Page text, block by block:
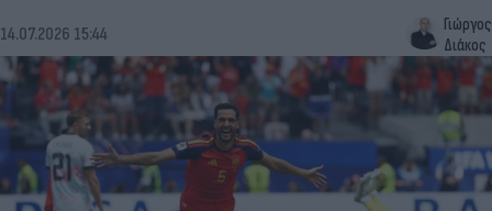
14.07.2026 15:44
Γιώργος
Διάκος